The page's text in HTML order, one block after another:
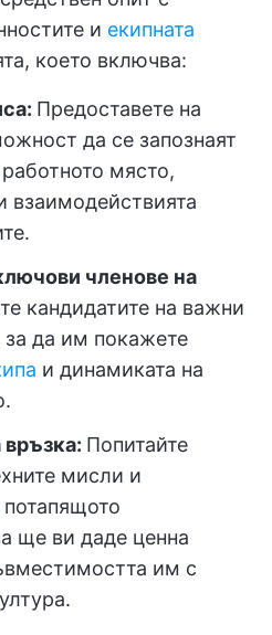
и екипната
което включва:
Предоставете на
да се запознаят
място,
взаимодействията
членове на
кандидатите на важни
за да им покажете
и динамиката на
връзка: Попитайте
мисли и
потапящото
ще ви даде ценна
им с